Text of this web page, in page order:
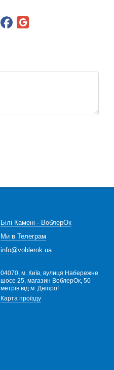
Білі Камені - ВоблерОк
Ми в Телеграм
info@voblerok.ua
04070, м. Київ, вулиця Набережне
шосе 25, магазин ВоблерОк, 50
метрів від м. Дніпро!
Карта проїзду